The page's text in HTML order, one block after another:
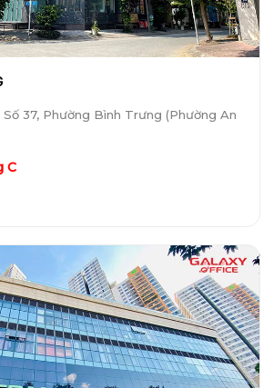
37, Phường Bình Trưng (Phường An
C